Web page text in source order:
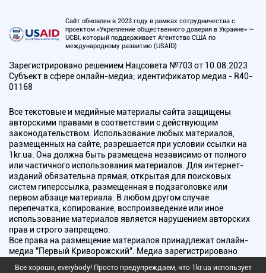
Сайт обновлен в 2023 году в рамках сотрудничества с
проектом «Укрепление общественного доверия в Украине» —
UCBI, который поддерживает Агентство США по
международному развитию (USAID)
Зарегистрировано решением Нацсовета №703 от 10.08.2023
Субъект в сфере онлайн-медиа; идентификатор медиа - R40-
01168
Все текстовые и медийные материалы сайта защищены
авторскими правами в соответствии с действующим
законодательством. Использование любых материалов,
размещенных на сайте, разрешается при условии ссылки на
1kr.ua. Она должна быть размещена независимо от полного
или частичного использования материалов. Для интернет-
изданий обязательна прямая, открытая для поисковых
систем гиперссылка, размещенная в подзаголовке или
первом абзаце материала. В любом другом случае
перепечатка, копирование, воспроизведение или иное
использование материалов является нарушением авторских
прав и строго запрещено.
Все права на размещение материалов принадлежат онлайн-
медиа "Первый Криворожский". Медиа зарегистрировано
Все хорошо, everybody! Просто предупреждаем, что 1kr.ua использует